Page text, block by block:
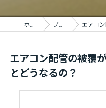
ホーム ブログ エアコン配
エアコン配管の被覆
とどうなるの？